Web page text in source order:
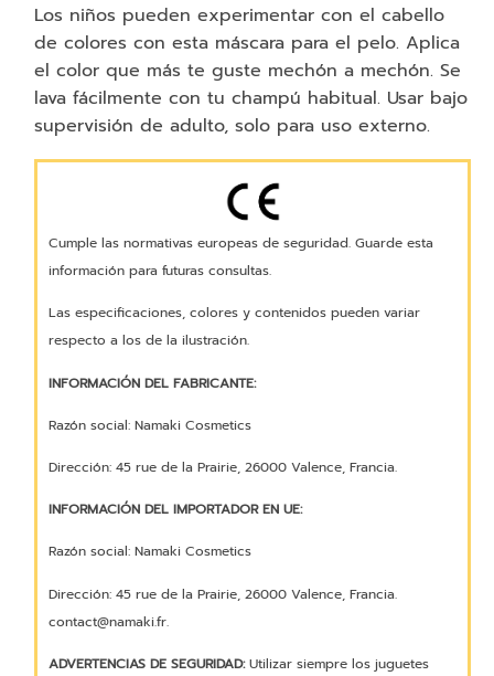
Los niños pueden experimentar con el cabello
de colores con esta máscara para el pelo. Aplica
el color que más te guste mechón a mechón. Se
lava fácilmente con tu champú habitual. Usar bajo
supervisión de adulto, solo para uso externo.
Cumple las normativas europeas de seguridad. Guarde esta
información para futuras consultas.
Las especificaciones, colores y contenidos pueden variar
respecto a los de la ilustración.
INFORMACIÓN DEL FABRICANTE:
Razón social: Namaki Cosmetics
Dirección: 45 rue de la Prairie, 26000 Valence, Francia.
INFORMACIÓN DEL IMPORTADOR EN UE:
Razón social: Namaki Cosmetics
Dirección: 45 rue de la Prairie, 26000 Valence, Francia.
contact@namaki.fr.
ADVERTENCIAS DE SEGURIDAD:Utilizar siempre los juguetes